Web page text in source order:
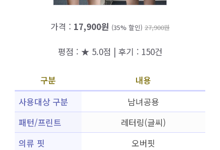
가격 : 17,900원 (35% 할인) 27,900원
평점 : ★ 5.0점 | 후기 : 150건
구분
내용
사용대상 구분
남녀공용
패턴/프린트
레터링(글씨)
의류 핏
오버핏